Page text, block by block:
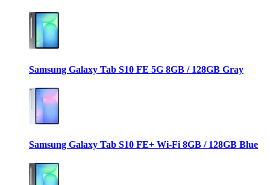
Samsung Galaxy Tab S10 FE 5G 8GB / 128GB Gray
Samsung Galaxy Tab S10 FE+ Wi-Fi 8GB / 128GB Blue